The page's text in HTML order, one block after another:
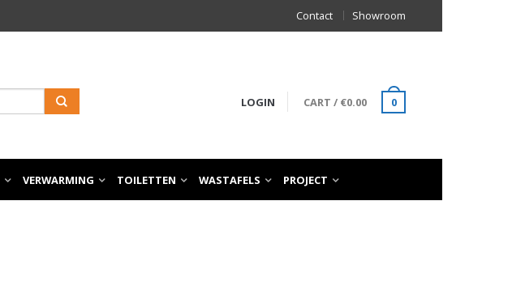
Contact Showroom
LOGIN CART / €0.00 0
VERWARMING TOILETTEN WASTAFELS PROJECT